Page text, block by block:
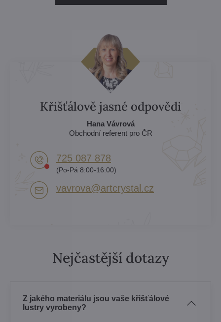
Křišťálově jasné odpovědi
Hana Vávrová
Obchodní referent pro ČR
725 087 878​
(Po-Pá 8:00-16:00)
vavrova​@artcrystal​.cz
Nejčastější dotazy
Z jakého materiálu jsou vaše křišťálové
lustry vyrobeny?